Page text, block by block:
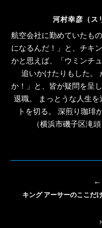
河村幸彦（ス
航空会社に勤めていたも
になるんだ！」と、チキ
かと思えば、「ウミンチ
追いかけたりもした。
か！」と、皆が疑問を呈
退職。 まっとうな人生
トを切る。 深煎り珈琲
（横浜市磯子区滝
キング アーサーのここだ